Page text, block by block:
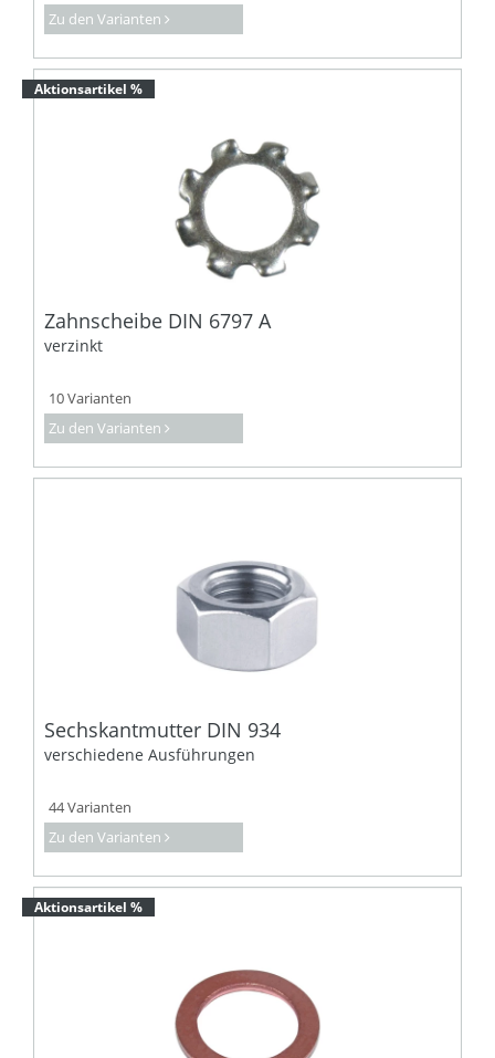
Zu den Varianten
Aktionsartikel %
Zahnscheibe DIN 6797 A
verzinkt
10 Varianten
Zu den Varianten
Sechskantmutter DIN 934
verschiedene Ausführungen
44 Varianten
Zu den Varianten
Aktionsartikel %